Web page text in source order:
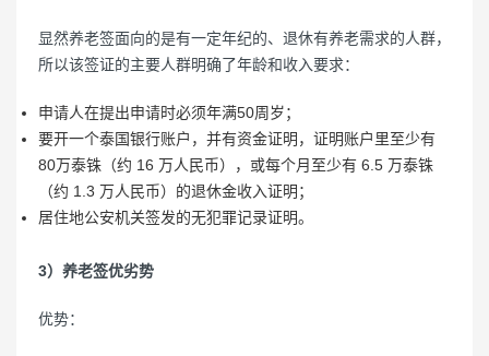
显然养老签面向的是有一定年纪的、退休有养老需求的人群，
所以该签证的主要人群明确了年龄和收入要求：
申请人在提出申请时必须年满50周岁；
要开一个泰国银行账户，并有资金证明，证明账户里至少有
80万泰铢（约 16 万人民币），或每个月至少有 6.5 万泰铢
（约 1.3 万人民币）的退休金收入证明；
居住地公安机关签发的无犯罪记录证明。
3）养老签优劣势
优势：